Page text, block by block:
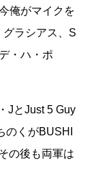
俺がマイクを
ラシアス、S
・ハ・ポ
JとJust 5 Guy
のくがBUSHI
の後も両軍は